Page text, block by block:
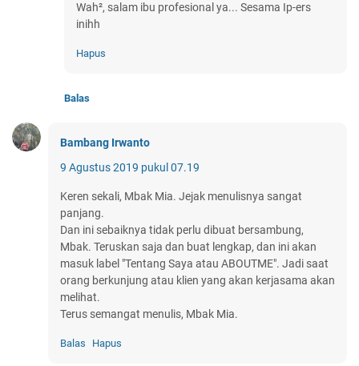
Wah², salam ibu profesional ya... Sesama Ip-ers
inihh
Hapus
Balas
Bambang Irwanto
9 Agustus 2019 pukul 07.19
Keren sekali, Mbak Mia. Jejak menulisnya sangat
panjang.
Dan ini sebaiknya tidak perlu dibuat bersambung,
Mbak. Teruskan saja dan buat lengkap, dan ini akan
masuk label "Tentang Saya atau ABOUTME". Jadi saat
orang berkunjung atau klien yang akan kerjasama akan
melihat.
Terus semangat menulis, Mbak Mia.
Balas Hapus